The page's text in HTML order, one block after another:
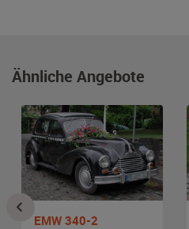
Ähnliche Angebote
EMW 340-2